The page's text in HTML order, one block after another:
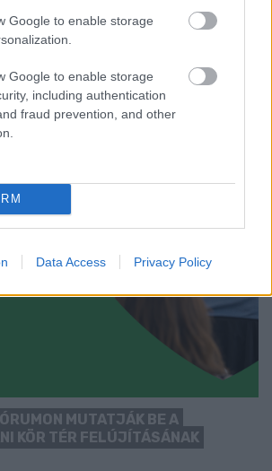
Google to enable storage
Google to enable storage
including authentication
fraud prevention, and other
Data Access Privacy Policy
alvó férfit ütnek meg, majd arra
ereszkedve megcsókolja egyikük
MUTATJÁK BE A
KÖR TÉR FELÚJÍTÁSÁNAK